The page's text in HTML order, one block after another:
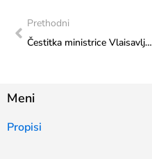
Prethodni
Čestitka ministrice Vlaisavljević Ogranku Matice hrvatske U Čitluku
Meni
Propisi